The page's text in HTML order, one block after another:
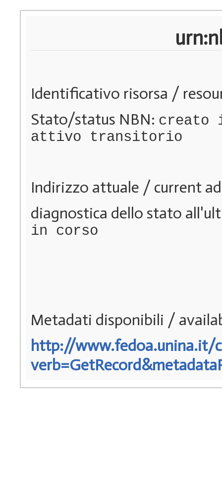
Identificativo risorsa /
Stato/status NBN: creato
attivo transitorio
Indirizzo attuale / current
diagnostica dello stato
in corso
Metadati disponibili /
http://www.fedoa.unina.it/